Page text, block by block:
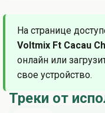
На странице
Voltmix Ft Cacau
онлайн или
свое устройство.
Треки от